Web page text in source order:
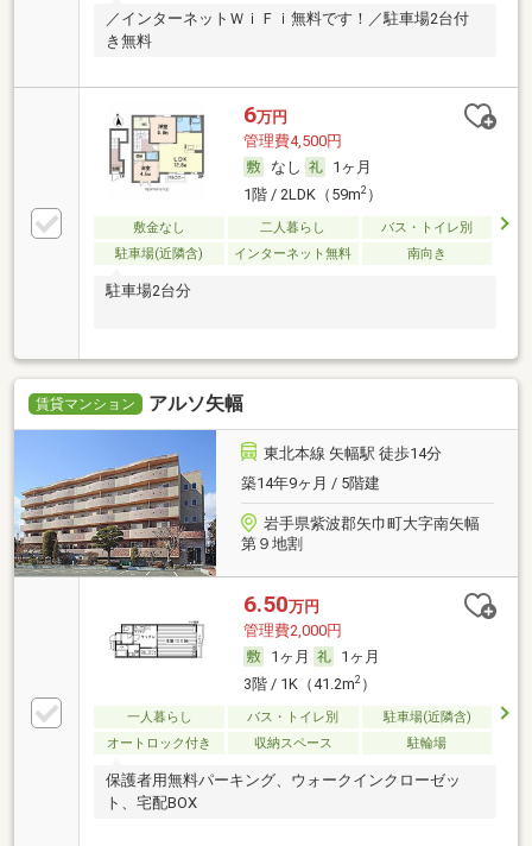
／インターネットＷｉＦｉ無料です！／駐車場2台付
き無料
6万円
管理費4,500円
なし
1ヶ月
1階 / 2LDK（59m2）
敷金なし 二人暮らし
バス・トイレ別
駐車場(近隣含)
インターネット無料 南向き
駐車場2台分
賃貸マンション アルソ矢幅
東北本線 矢幅駅 徒歩14分
築14年9ヶ月 / 5階建
岩手県紫波郡矢巾町大字南矢幅
第９地割
6.50万円
管理費2,000円
1ヶ月
1ヶ月
3階 / 1K（41.2m2）
一人暮らし バス・トイレ別
駐車場(近隣含)
オートロック付き
収納スペース 駐輪場
保護者用無料パーキング、ウォークインクローゼッ
ト、宅配BOX